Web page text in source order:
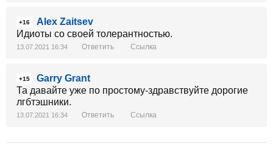
+16
Alex Zaitsev
Идиоты со своей толерантностью.
13.07.2021 16:34 Ответить Ссылка
+15
Garry Grant
Та давайте уже по простому-здравствуйте дорогие
лгбтэшники.
13.07.2021 16:34 Ответить Ссылка